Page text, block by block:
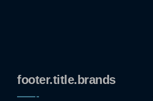
footer.title.brands